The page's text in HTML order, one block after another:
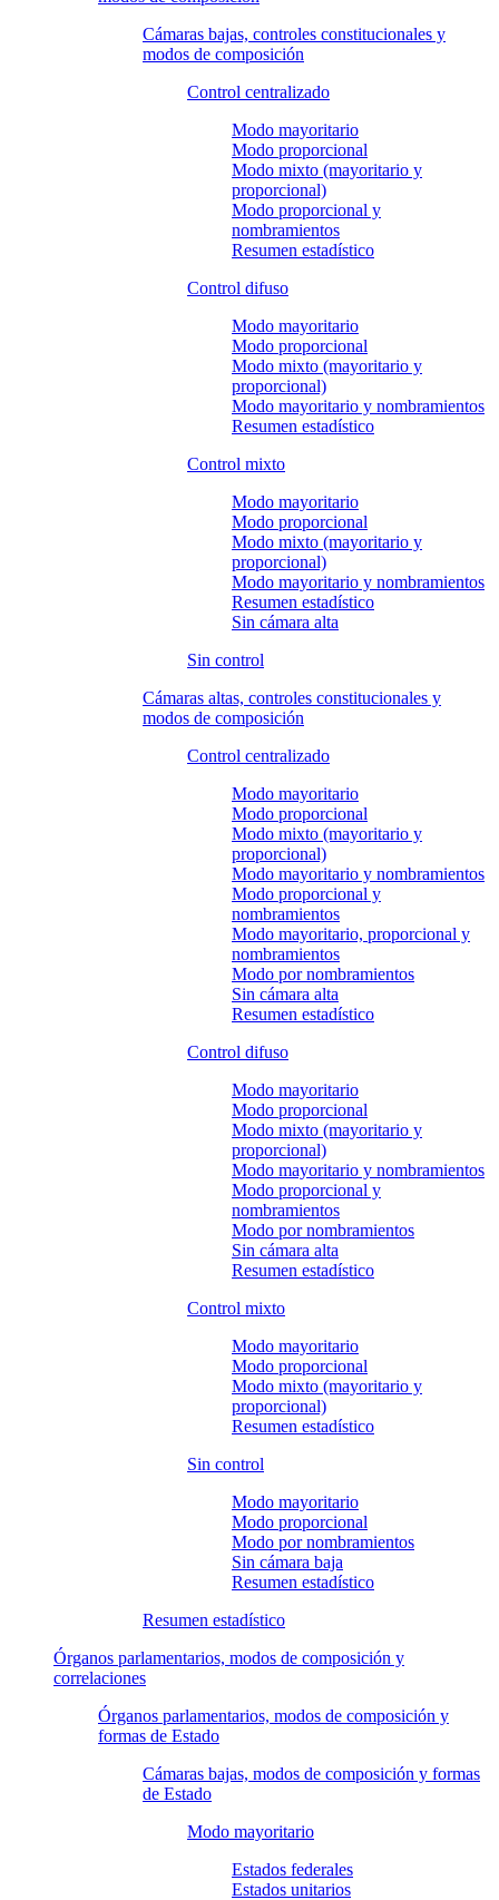
Cámaras bajas, controles constitucionales y
modos de composición
Control centralizado
Modo mayoritario
Modo proporcional
Modo mixto (mayoritario y
proporcional)
Modo proporcional y
nombramientos
Resumen estadístico
Control difuso
Modo mayoritario
Modo proporcional
Modo mixto (mayoritario y
proporcional)
Modo mayoritario y nombramientos
Resumen estadístico
Control mixto
Modo mayoritario
Modo proporcional
Modo mixto (mayoritario y
proporcional)
Modo mayoritario y nombramientos
Resumen estadístico
Sin cámara alta
Sin control
Cámaras altas, controles constitucionales y
modos de composición
Control centralizado
Modo mayoritario
Modo proporcional
Modo mixto (mayoritario y
proporcional)
Modo mayoritario y nombramientos
Modo proporcional y
nombramientos
Modo mayoritario, proporcional y
nombramientos
Modo por nombramientos
Sin cámara alta
Resumen estadístico
Control difuso
Modo mayoritario
Modo proporcional
Modo mixto (mayoritario y
proporcional)
Modo mayoritario y nombramientos
Modo proporcional y
nombramientos
Modo por nombramientos
Sin cámara alta
Resumen estadístico
Control mixto
Modo mayoritario
Modo proporcional
Modo mixto (mayoritario y
proporcional)
Resumen estadístico
Sin control
Modo mayoritario
Modo proporcional
Modo por nombramientos
Sin cámara baja
Resumen estadístico
Resumen estadístico
Órganos parlamentarios, modos de composición y
correlaciones
Órganos parlamentarios, modos de composición y
formas de Estado
Cámaras bajas, modos de composición y formas
de Estado
Modo mayoritario
Estados federales
Estados unitarios